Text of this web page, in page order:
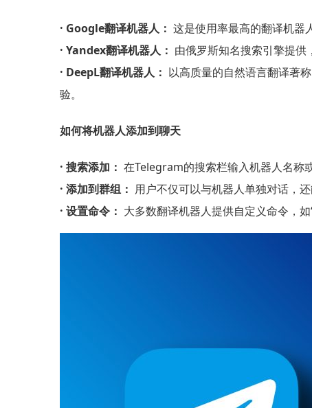
· Google翻译机器人： 这是使用率最高的翻译机器
· Yandex翻译机器人： 由俄罗斯知名搜索引擎提供
· DeepL翻译机器人： 以高质量的自然语言翻译著
验。
如何将机器人添加到聊天
· 搜索添加： 在Telegram的搜索栏输入机器人名称
· 添加到群组： 用户不仅可以与机器人单独对话，
· 设置命令： 大多数翻译机器人提供自定义命令，